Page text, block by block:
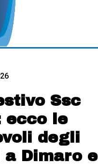
Ssc
ecco le
degli
Dimaro e